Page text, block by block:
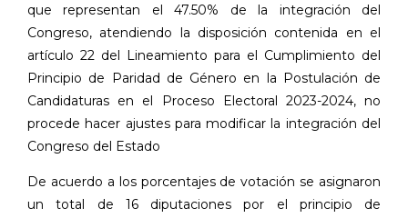
que representan el 47.50% de la integración del
Congreso, atendiendo la disposición contenida en el
artículo 22 del Lineamiento para el Cumplimiento del
Principio de Paridad de Género en la Postulación de
Candidaturas en el Proceso Electoral 2023-2024, no
procede hacer ajustes para modificar la integración del
Congreso del Estado
De acuerdo a los porcentajes de votación se asignaron
un total de 16 diputaciones por el principio de